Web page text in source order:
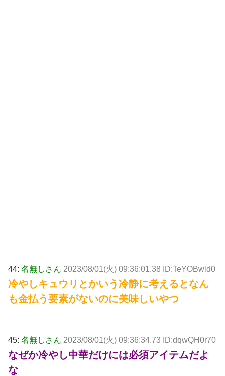
44: 名無しさん 2023/08/01(火) 09:36:01.38 ID:TeYOBwld0
冷やしキュウリとかいう冷静に考えるとなん
も金払う要素がないのに美味しいやつ
45: 名無しさん 2023/08/01(火) 09:36:34.73 ID:dqwQH0r70
なぜか冷やし中華だけには必須アイテムだよ
な